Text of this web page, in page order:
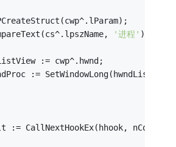
'进程' ) =
:= cwp^.hwnd;
:=
:= CallNextHookEx(hhook, nCode,